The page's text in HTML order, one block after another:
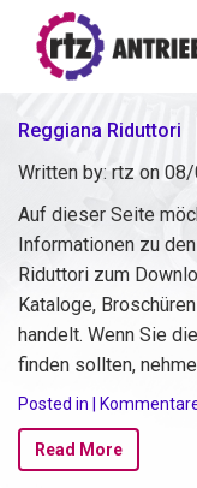
Reggiana Riduttori
Written by: rtz on
Auf dieser Seite
Informationen zu
Riduttori zum
Kataloge,
handelt. Wenn Sie
finden sollten,
Posted in |